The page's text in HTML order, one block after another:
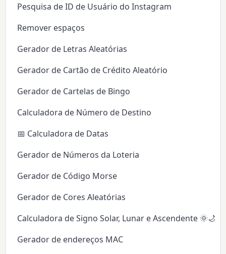
Pesquisa de ID de Usuário do Instagram
Remover espaços
Gerador de Letras Aleatórias
Gerador de Cartão de Crédito Aleatório
Gerador de Cartelas de Bingo
Calculadora de Número de Destino
📅 Calculadora de Datas
Gerador de Números da Loteria
Gerador de Código Morse
Gerador de Cores Aleatórias
Calculadora de Signo Solar, Lunar e Ascendente 🌞🌙✨
Gerador de endereços MAC